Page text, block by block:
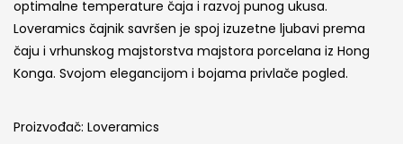
4,560.00 RSD
do
optimalne temperature čaja i razvoj punog ukusa.
Loveramics čajnik savršen je spoj izuzetne ljubavi prema
čaju i vrhunskog majstorstva majstora porcelana iz Hong
Konga. Svojom elegancijom i bojama privlače pogled.
Proizvođač: Loveramics